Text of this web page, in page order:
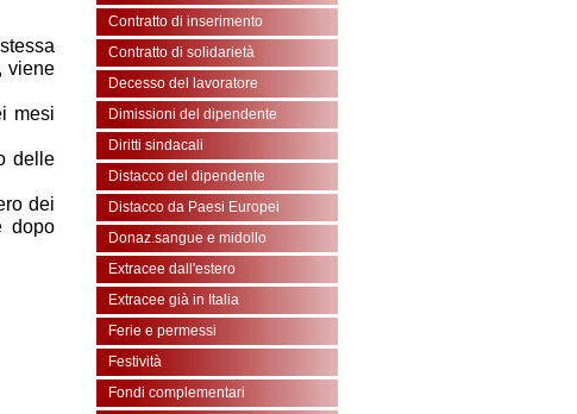
viene
mesi
delle
dei
dopo
Contratto di inserimento
Contratto di solidarietà
Decesso del lavoratore
Dimissioni del dipendente
Diritti sindacali
Distacco del dipendente
Distacco da Paesi Europei
Donaz.sangue e midollo
Extracee dall'estero
Extracee già in Italia
Ferie e permessi
Festività
Fondi complementari